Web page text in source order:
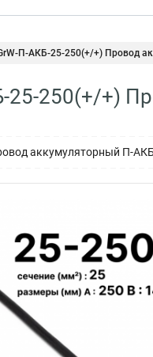
П-АКБ-25-250(+/+) Провод
25-250(+/+)
аккумуляторный П-